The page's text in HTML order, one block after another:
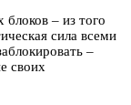
блоков – из того
сила всеми
–
своих